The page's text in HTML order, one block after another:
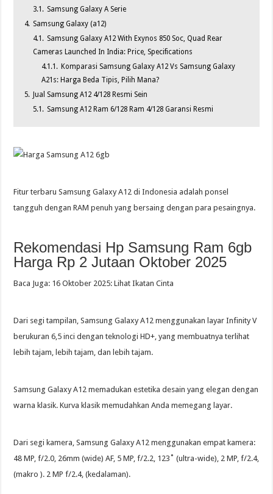
3.1. Samsung Galaxy A Serie
4. Samsung Galaxy (a12)
4.1. Samsung Galaxy A12 With Exynos 850 Soc, Quad Rear
Cameras Launched In India: Price, Specifications
4.1.1. Komparasi Samsung Galaxy A12 Vs Samsung Galaxy
A21s: Harga Beda Tipis, Pilih Mana?
5. Jual Samsung A12 4/128 Resmi Sein
5.1. Samsung A12 Ram 6/128 Ram 4/128 Garansi Resmi
Fitur terbaru Samsung Galaxy A12 di Indonesia adalah ponsel
tangguh dengan RAM penuh yang bersaing dengan para pesaingnya.
Rekomendasi Hp Samsung Ram 6gb
Harga Rp 2 Jutaan Oktober 2025
Baca Juga: 16 Oktober 2025: Lihat Ikatan Cinta
Dari segi tampilan, Samsung Galaxy A12 menggunakan layar Infinity V
berukuran 6,5 inci dengan teknologi HD+, yang membuatnya terlihat
lebih tajam, lebih tajam, dan lebih tajam.
Samsung Galaxy A12 memadukan estetika desain yang elegan dengan
warna klasik. Kurva klasik memudahkan Anda memegang layar.
Dari segi kamera, Samsung Galaxy A12 menggunakan empat kamera:
48 MP, f/2.0, 26mm (wide) AF, 5 MP, f/2.2, 123˚ (ultra-wide), 2 MP, f/2.4,
(makro ). 2 MP f/2.4, (kedalaman).